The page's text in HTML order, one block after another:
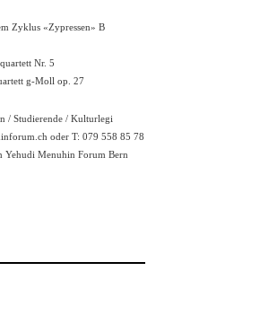
Zyklus «Zypressen» B
Nr. 5
g-Moll op. 27
/ Studierende / Kulturlegi
oder T: 079 558 85 78
Yehudi Menuhin Forum Bern